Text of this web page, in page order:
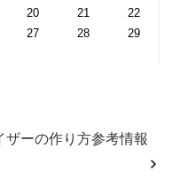
20 21
22
27 28
29
ザーの作り方参考情報